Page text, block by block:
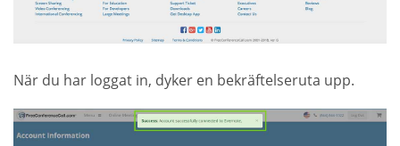
När du har loggat in, dyker en bekräftelseruta upp.